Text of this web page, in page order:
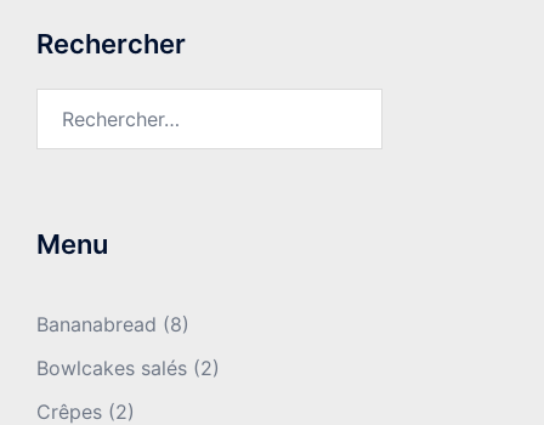
Rechercher
Menu
Bananabread (8)
Bowlcakes salés (2)
Crêpes (2)